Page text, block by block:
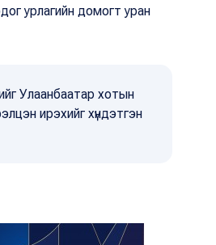
урлагийн домогт уран
Улаанбаатар хотын
ирэхийг хүндэтгэн